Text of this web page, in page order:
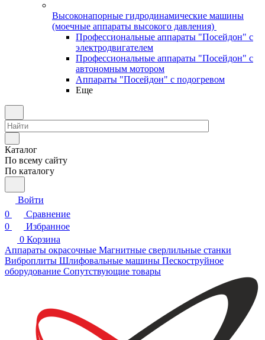
Высоконапорные гидродинамические машины
(моечные аппараты высокого давления)
Профессиональные аппараты "Посейдон" с
электродвигателем
Профессиональные аппараты "Посейдон" с
автономным мотором
Аппараты "Посейдон" с подогревом
Еще
Каталог
По всему сайту
По каталогу
Войти
0
Сравнение
0
Избранное
0 Корзина
Аппараты окрасочные Магнитные сверлильные станки
Виброплиты Шлифовальные машины Пескоструйное
оборудование Сопутствующие товары